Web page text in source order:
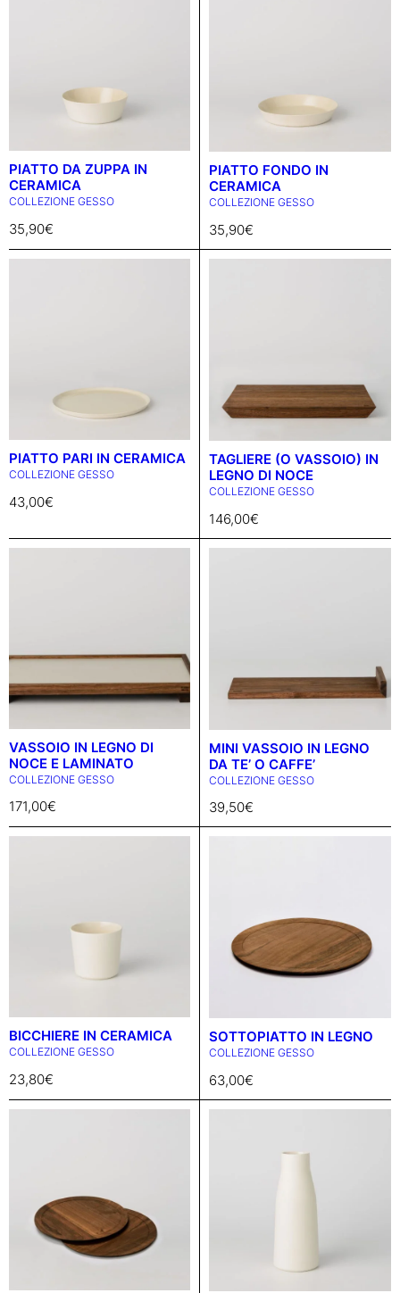
PIATTO DA ZUPPA IN
CERAMICA
COLLEZIONE GESSO
35,90€
PIATTO FONDO IN
CERAMICA
COLLEZIONE GESSO
35,90€
PIATTO PARI IN CERAMICA
COLLEZIONE GESSO
43,00€
TAGLIERE (O VASSOIO) IN
LEGNO DI NOCE
COLLEZIONE GESSO
146,00€
VASSOIO IN LEGNO DI
NOCE E LAMINATO
COLLEZIONE GESSO
171,00€
MINI VASSOIO IN LEGNO
DA TE’ O CAFFE’
COLLEZIONE GESSO
39,50€
BICCHIERE IN CERAMICA
COLLEZIONE GESSO
23,80€
SOTTOPIATTO IN LEGNO
COLLEZIONE GESSO
63,00€